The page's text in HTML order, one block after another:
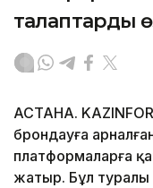
талаптарды
АСТАНА.
брондауға
платформаларға
жатыр. Бұл туралы